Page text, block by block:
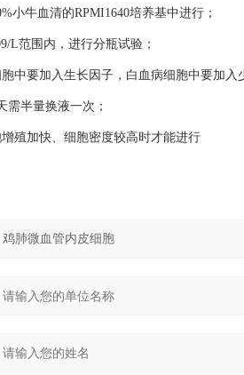
牛血清的RPMI1640培养基中进行；
范围内，进行分瓶试验；
要加入生长因子，白血病细胞中要加入
半量换液一次；
加快、细胞密度较高时才能进行